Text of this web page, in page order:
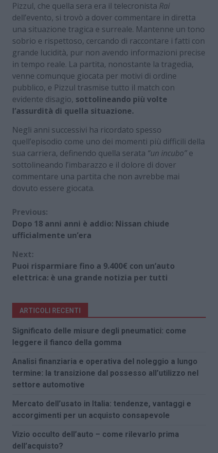
Pizzul, che quella sera era il telecronista Rai
dell’evento, si trovò a dover commentare in diretta
una situazione tragica e surreale. Mantenne un tono
sobrio e rispettoso, cercando di raccontare i fatti con
grande lucidità, pur non avendo informazioni precise
in tempo reale. La partita, nonostante la tragedia,
venne comunque giocata per motivi di ordine
pubblico, e Pizzul trasmise tutto il match con
evidente disagio, sottolineando più volte
l’assurdità di quella situazione.
Negli anni successivi ha ricordato spesso
quell’episodio come uno dei momenti più difficili della
sua carriera, definendo quella serata “un incubo”e
sottolineando l’imbarazzo e il dolore di dover
commentare una partita che non avrebbe mai
dovuto essere giocata.
Continue
Reading
Previous:
Dopo 18 anni anni è addio: Nissan chiude
ufficialmente un’era
Next:
Puoi risparmiare fino a 9.400€ con un’auto
elettrica: è una grande notizia per tutti
ARTICOLI RECENTI
Significato delle misure degli pneumatici: come
leggere il fianco della gomma
Analisi finanziaria e operativa del noleggio a lungo
termine: la transizione dal possesso all’utilizzo nel
settore automotive
Mercato dell’usato in Italia: tendenze, vantaggi e
accorgimenti per un acquisto consapevole
Vizio occulto dell’auto – come rilevarlo prima
dell’acquisto?